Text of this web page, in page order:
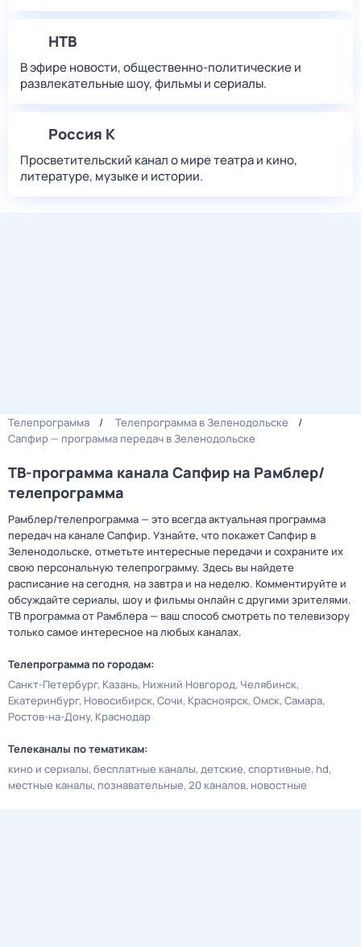
НТВ
В эфире новости, общественно-политические и
развлекательные шоу, фильмы и сериалы.
Россия К
Просветительский канал о мире театра и кино,
литературе, музыке и истории.
Телепрограмма
Телепрограмма в Зеленодольске
Сапфир — программа передач в Зеленодольске
ТВ-программа канала Сапфир на Рамблер/
телепрограмма
Рамблер/телепрограмма — это всегда актуальная программа
передач на канале Сапфир. Узнайте, что покажет Сапфир в
Зеленодольске, отметьте интересные передачи и сохраните их
свою персональную телепрограмму. Здесь вы найдете
расписание на сегодня, на завтра и на неделю. Комментируйте и
обсуждайте сериалы, шоу и фильмы онлайн с другими зрителями.
ТВ программа от Рамблера — ваш способ смотреть по телевизору
только самое интересное на любых каналах.
Телепрограмма по городам:
Санкт-Петербург Казань Нижний Новгород Челябинск
Екатеринбург Новосибирск Сочи Красноярск Омск Самара
Ростов-на-Дону Краснодар
Телеканалы по тематикам:
кино и сериалы бесплатные каналы детские спортивные hd
местные каналы познавательные 20 каналов новостные